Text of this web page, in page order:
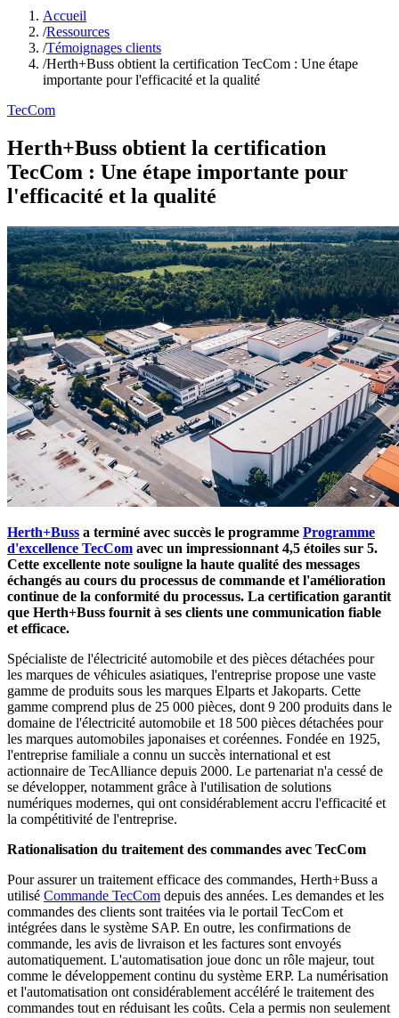
Accueil
/Ressources
/Témoignages clients
/Herth+Buss obtient la certification TecCom : Une étape
importante pour l'efficacité et la qualité
TecCom
Herth+Buss obtient la certification
TecCom : Une étape importante pour
l'efficacité et la qualité
Herth+Buss a terminé avec succès le programme Programme
d'excellence TecCom avec un impressionnant 4,5 étoiles sur 5.
Cette excellente note souligne la haute qualité des messages
échangés au cours du processus de commande et l'amélioration
continue de la conformité du processus. La certification garantit
que Herth+Buss fournit à ses clients une communication fiable
et efficace.
Spécialiste de l'électricité automobile et des pièces détachées pour
les marques de véhicules asiatiques, l'entreprise propose une vaste
gamme de produits sous les marques Elparts et Jakoparts. Cette
gamme comprend plus de 25 000 pièces, dont 9 200 produits dans le
domaine de l'électricité automobile et 18 500 pièces détachées pour
les marques automobiles japonaises et coréennes. Fondée en 1925,
l'entreprise familiale a connu un succès international et est
actionnaire de TecAlliance depuis 2000. Le partenariat n'a cessé de
se développer, notamment grâce à l'utilisation de solutions
numériques modernes, qui ont considérablement accru l'efficacité et
la compétitivité de l'entreprise.
Rationalisation du traitement des commandes avec TecCom
Pour assurer un traitement efficace des commandes, Herth+Buss a
utilisé Commande TecCom depuis des années. Les demandes et les
commandes des clients sont traitées via le portail TecCom et
intégrées dans le système SAP. En outre, les confirmations de
commande, les avis de livraison et les factures sont envoyés
automatiquement. L'automatisation joue donc un rôle majeur, tout
comme le développement continu du système ERP. La numérisation
et l'automatisation ont considérablement accéléré le traitement des
commandes tout en réduisant les coûts. Cela a permis non seulement